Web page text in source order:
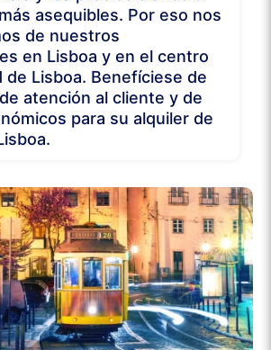
asequibles. Por eso nos
de nuestros
en Lisboa y en el centro
de Lisboa. Benefíciese de
atención al cliente y de
para su alquiler de